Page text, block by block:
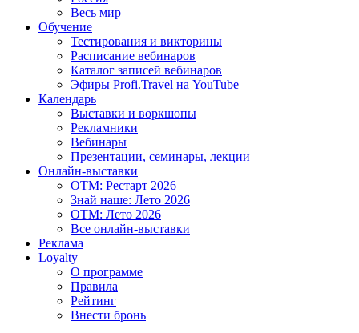
Весь мир
Обучение
Тестирования и викторины
Расписание вебинаров
Каталог записей вебинаров
Эфиры Profi.Travel на YouTube
Календарь
Выставки и воркшопы
Рекламники
Вебинары
Презентации, семинары, лекции
Онлайн-выставки
OTM: Рестарт 2026
Знай наше: Лето 2026
OTM: Лето 2026
Все онлайн-выставки
Реклама
Loyalty
О программе
Правила
Рейтинг
Внести бронь